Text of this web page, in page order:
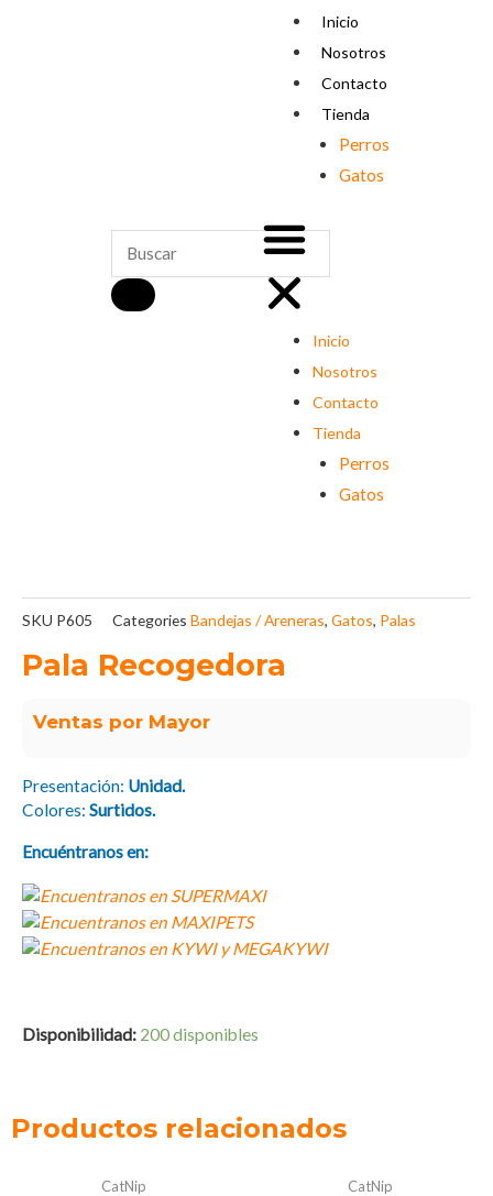
Search
SEARCH
Inicio
Nosotros
Contacto
Tienda
Perros
Gatos
Menu
Inicio
Nosotros
Contacto
Tienda
Perros
Gatos
SKU P605 Categories Bandejas / Areneras, Gatos, Palas
Pala Recogedora
Ventas por Mayor
Presentación: Unidad.
Colores: Surtidos.
Encuéntranos en:
Disponibilidad: 200 disponibles
Productos relacionados
CatNip CatNip